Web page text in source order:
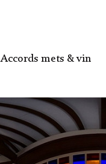
Accords mets & vin